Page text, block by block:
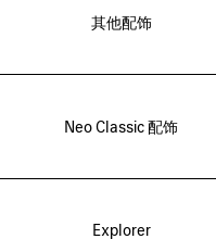
其他配饰
Neo Classic 配饰
Explorer